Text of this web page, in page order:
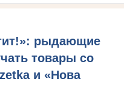
рыдающие
товары со
и «Нова